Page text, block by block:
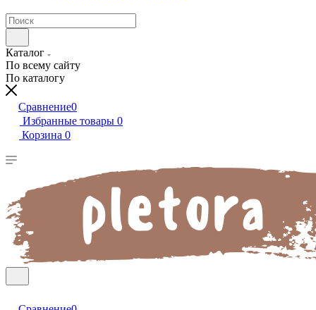
Каталог
По всему сайту
По каталогу
Сравнение0
Избранные товары 0
Корзина 0